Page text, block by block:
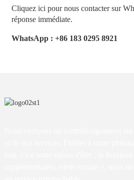
Cliquez ici pour nous contacter sur
réponse immédiate.
WhatsApp : +86 183 0295 8921